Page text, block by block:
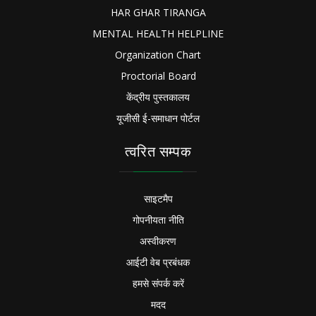
HAR GHAR TIRANGA
MENTAL HEALTH HELPLINE
Organization Chart
Proctorial Board
केंद्रीय पुस्तकालय
यूजीसी ई-समाधान पोर्टल
त्वरित सम्पक
साइटमैप
गोपनीयता नीति
अस्वीकरण
आईटी वेब प्रबंधक
हमसे संपर्क करें
मदद